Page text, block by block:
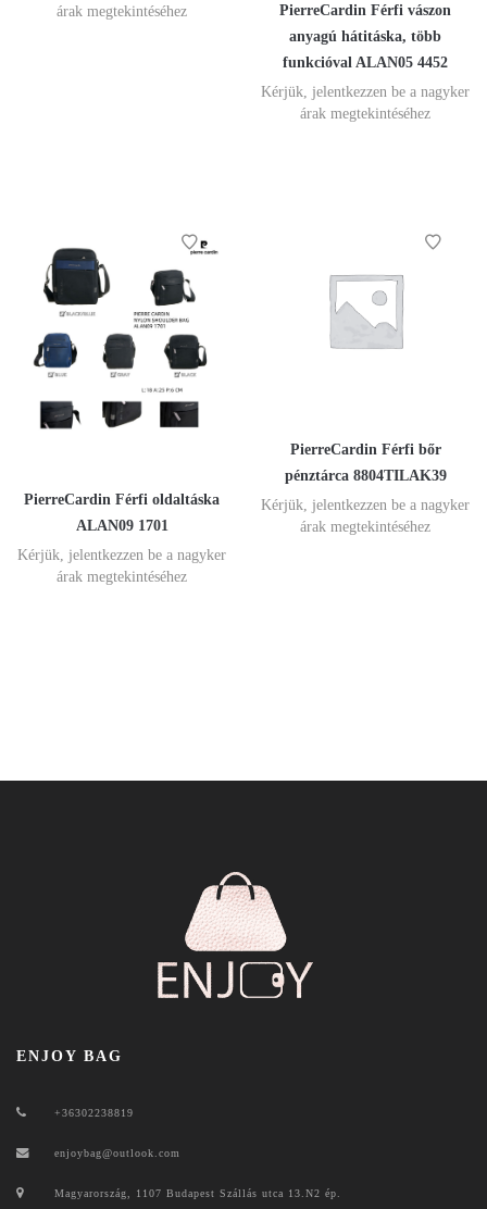
árak megtekintéséhez
PierreCardin Férfi vászon
anyagú hátitáska, több
funkcióval ALAN05 4452
Kérjük, jelentkezzen be a nagyker
árak megtekintéséhez
PierreCardin Férfi oldaltáska
ALAN09 1701
Kérjük, jelentkezzen be a nagyker
árak megtekintéséhez
PierreCardin Férfi bőr
pénztárca 8804TILAK39
Kérjük, jelentkezzen be a nagyker
árak megtekintéséhez
ENJOY BAG
+36302238819
enjoybag@outlook.com
Magyarország, 1107 Budapest Szállás utca 13.N2 ép.